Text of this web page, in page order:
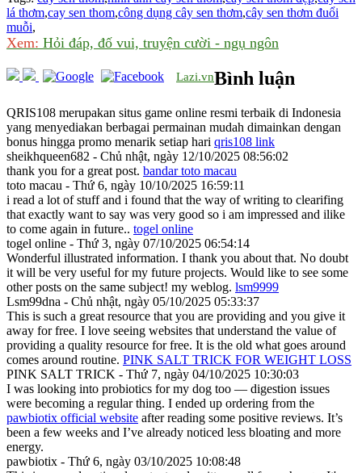
lá thơm,cay sen thom,công dụng cây sen thơm,cây sen thơm đuổi
muỗi,
Xem: Hỏi đáp, đố vui, truyện cười - ngụ ngôn
Lazi.vnBình luận
QRIS108 merupakan situs game online resmi terbaik di Indonesia
yang menyediakan berbagai permainan mudah dimainkan dengan
bonus hingga promo menarik setiap hari qris108 link
sheikhqueen682 - Chủ nhật, ngày 12/10/2025 08:56:02
thank you for a great post. bandar toto macau
toto macau - Thứ 6, ngày 10/10/2025 16:59:11
i read a lot of stuff and i found that the way of writing to clearifing
that exactly want to say was very good so i am impressed and ilike
to come again in future.. togel online
togel online - Thứ 3, ngày 07/10/2025 06:54:14
Wonderful illustrated information. I thank you about that. No doubt
it will be very useful for my future projects. Would like to see some
other posts on the same subject! my weblog. lsm9999
Lsm99dna - Chủ nhật, ngày 05/10/2025 05:33:37
This is such a great resource that you are providing and you give it
away for free. I love seeing websites that understand the value of
providing a quality resource for free. It is the old what goes around
comes around routine. PINK SALT TRICK FOR WEIGHT LOSS
PINK SALT TRICK - Thứ 7, ngày 04/10/2025 10:30:03
I was looking into probiotics for my dog too — digestion issues
were becoming a regular thing. I ended up ordering from the
pawbiotix official website after reading some positive reviews. It’s
been a few weeks and I’ve already noticed less bloating and more
energy.
pawbiotix - Thứ 6, ngày 03/10/2025 10:08:48